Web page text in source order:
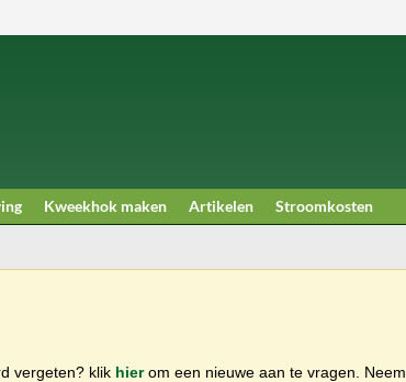
Kweekhok maken Artikelen Stroomkosten
vergeten? klik hierom een nieuwe aan te vragen. Neem